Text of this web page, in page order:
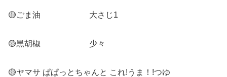
🟡ごま油 大さじ1
🟡黒胡椒 少々
🟡ヤマサ ぱぱっとちゃんと これ!うま！!つゆ